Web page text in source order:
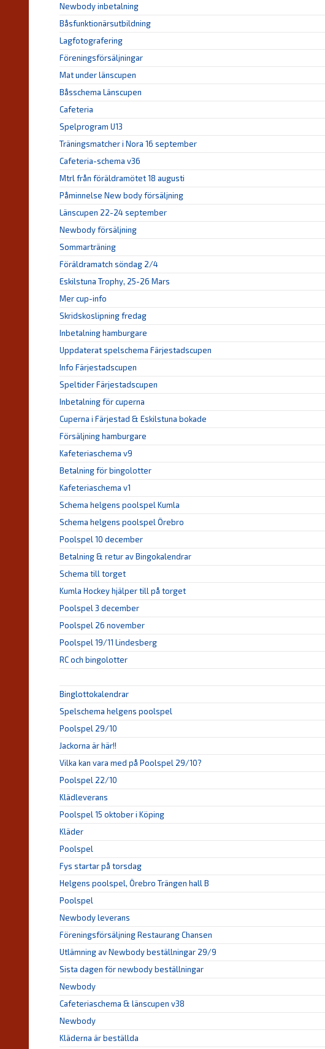
Newbody inbetalning
Båsfunktionärsutbildning
Lagfotografering
Föreningsförsäljningar
Mat under länscupen
Båsschema Länscupen
Cafeteria
Spelprogram U13
Träningsmatcher i Nora 16 september
Cafeteria-schema v36
Mtrl från föräldramötet 18 augusti
Påminnelse New body försäljning
Länscupen 22-24 september
Newbody försäljning
Sommarträning
Föräldramatch söndag 2/4
Eskilstuna Trophy, 25-26 Mars
Mer cup-info
Skridskoslipning fredag
Inbetalning hamburgare
Uppdaterat spelschema Färjestadscupen
Info Färjestadscupen
Speltider Färjestadscupen
Inbetalning för cuperna
Cuperna i Färjestad & Eskilstuna bokade
Försäljning hamburgare
Kafeteriaschema v9
Betalning för bingolotter
Kafeteriaschema v1
Schema helgens poolspel Kumla
Schema helgens poolspel Örebro
Poolspel 10 december
Betalning & retur av Bingokalendrar
Schema till torget
Kumla Hockey hjälper till på torget
Poolspel 3 december
Poolspel 26 november
Poolspel 19/11 Lindesberg
RC och bingolotter
Binglottokalendrar
Spelschema helgens poolspel
Poolspel 29/10
Jackorna är här!!
Vilka kan vara med på Poolspel 29/10?
Poolspel 22/10
Klädleverans
Poolspel 15 oktober i Köping
Kläder
Poolspel
Fys startar på torsdag
Helgens poolspel, Örebro Trängen hall B
Poolspel
Newbody leverans
Föreningsförsäljning Restaurang Chansen
Utlämning av Newbody beställningar 29/9
Sista dagen för newbody beställningar
Newbody
Cafeteriaschema & länscupen v38
Newbody
Kläderna är beställda